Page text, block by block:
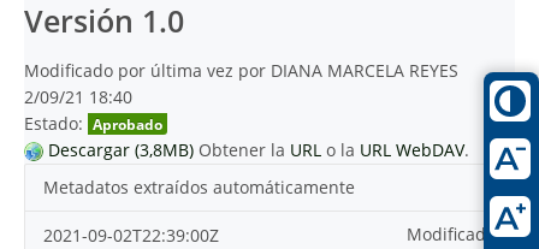
Versión 1.0
Modificado por última vez por DIANA MARCELA REYES
2/09/21 18:40
Estado: Aprobado
Descargar (3,8MB) Obtener la URL o la URL WebDAV.
Metadatos extraídos automáticamente
Modificado
2021-09-02T22:39:00Z